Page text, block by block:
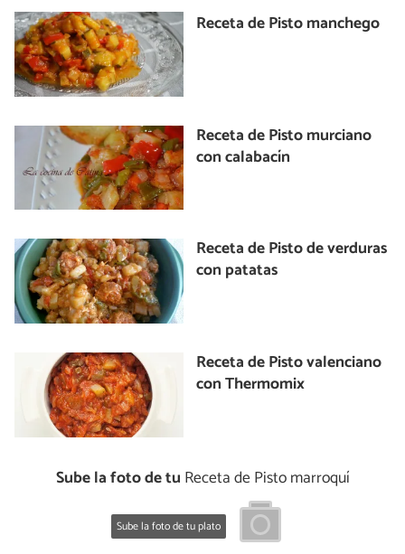
Receta de Pisto manchego
Receta de Pisto murciano
con calabacín
Receta de Pisto de verduras
con patatas
Receta de Pisto valenciano
con Thermomix
Sube la foto de tu Receta de Pisto marroquí
Sube la foto de tu plato